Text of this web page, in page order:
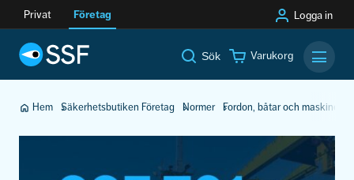
Privat Företag Logga in
Sök Varukorg
Hem Säkerhetsbutiken Företag Normer Fordon, båtar och maskiner